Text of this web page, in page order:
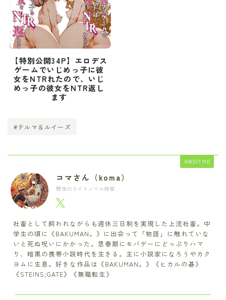
【特別公開34P】エロデス
ゲームでいじめっ子に彼
女をNTRれたので、いじ
めっ子の彼女をNTR返し
ます
#テルマ＆ルイーズ
ABOUT ME
コマさん（koma）
野生のライトノベル作家
社畜として飼われながらも週休三日制を実現した上流社畜。中
学生の頃に《BAKUMAN。》に出会って「物語」に触れていな
いと死ぬ呪いにかかった。思春期にモバゲーにどっぷりハマ
り、暗黒の携帯小説時代を生きる。主に小説家になろうやカク
ヨムに生息。好きな作品は《BAKUMAN。》《ヒカルの碁》
《STEINS;GATE》《無職転生》